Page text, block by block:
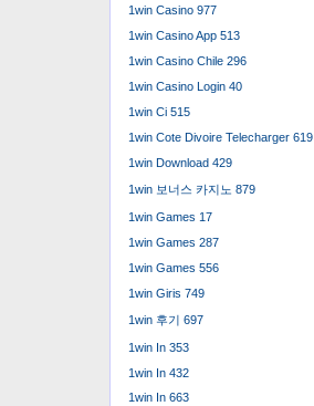
1win Casino 977
1win Casino App 513
1win Casino Chile 296
1win Casino Login 40
1win Ci 515
1win Cote Divoire Telecharger 619
1win Download 429
1win 보너스 카지노 879
1win Games 17
1win Games 287
1win Games 556
1win Giris 749
1win 후기 697
1win In 353
1win In 432
1win In 663